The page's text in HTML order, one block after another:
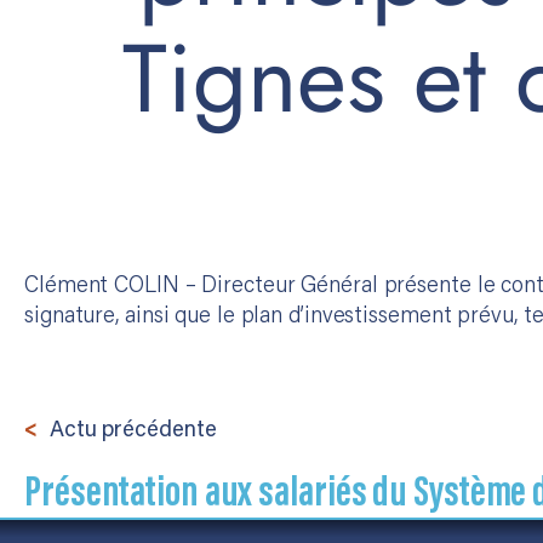
Tignes et
Clément COLIN – Directeur Général présente le
signature, ainsi que le plan d’investissement prévu,
Actu précédente
Présentation aux salariés du Système